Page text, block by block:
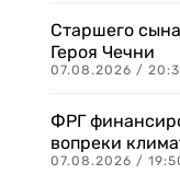
Старшего
Героя Чечни
07.08.2026 /
ФРГ
вопреки
07.08.2026 /